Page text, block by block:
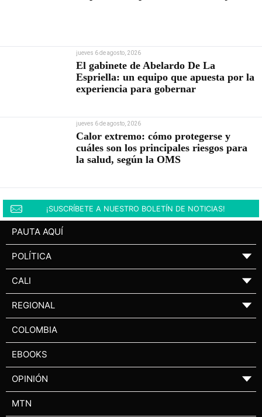
jueves 6 de agosto, 2026
El gabinete de Abelardo De La
Espriella: un equipo que apuesta por la
experiencia para gobernar
jueves 6 de agosto, 2026
Calor extremo: cómo protegerse y
cuáles son los principales riesgos para
la salud, según la OMS
¡SUSCRÍBETE A NUESTRO BOLETÍN DE NOTICIAS!
PAUTA AQUÍ
POLÍTICA ▼
CALI ▼
REGIONAL ▼
COLOMBIA
EBOOKS
OPINIÓN ▼
MTN